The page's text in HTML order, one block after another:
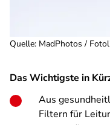
Quelle: MadPhotos /
Das Wichtigste in
Aus
Filtern für